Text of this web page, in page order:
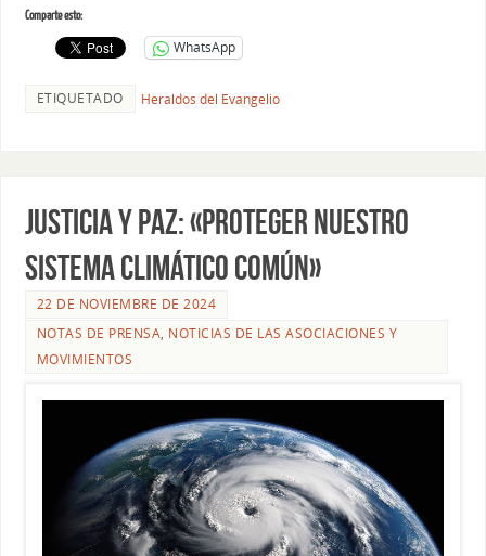
Comparte esto:
WhatsApp
ETIQUETADO Heraldos del Evangelio
JUSTICIA Y PAZ: «PROTEGER NUESTRO
SISTEMA CLIMÁTICO COMÚN»
22 DE NOVIEMBRE DE 2024
NOTAS DE PRENSA, NOTICIAS DE LAS ASOCIACIONES Y
MOVIMIENTOS